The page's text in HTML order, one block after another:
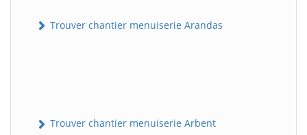
Trouver chantier menuiserie Arandas
Trouver chantier menuiserie Arbent